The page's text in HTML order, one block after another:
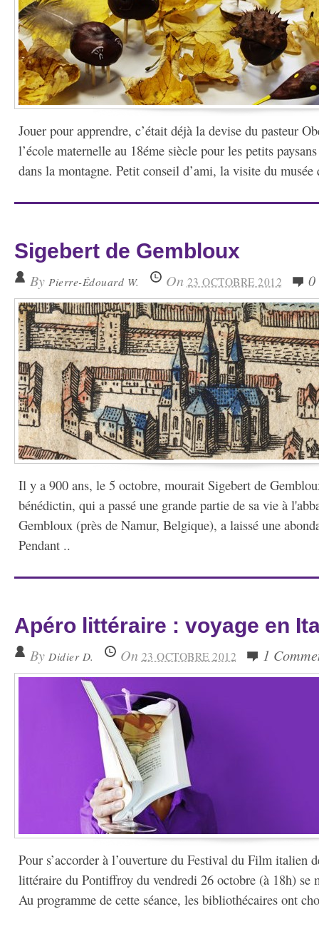
Jouer pour apprendre, c’était déjà la devise du pasteur
l’école maternelle au 18éme siècle pour les petits
dans la montagne. Petit conseil d’ami, la visite du
Sigebert de Gembloux
By Pierre-Édouard W. On 23 OCTOBRE 2012 0
Il y a 900 ans, le 5 octobre, mourait Sigebert de
bénédictin, qui a passé une grande partie de sa vie à
Gembloux (près de Namur, Belgique), a laissé une
Pendant ..
Apéro littéraire : voyage en
By Didier D. On 23 OCTOBRE 2012 1
Pour s’accorder à l’ouverture du Festival du Film italien
littéraire du Pontiffroy du vendredi 26 octobre (à 18h) se
Au programme de cette séance, les bibliothécaires ont